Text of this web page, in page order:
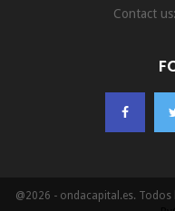
Contact us:
@2026 - ondacapital.es.